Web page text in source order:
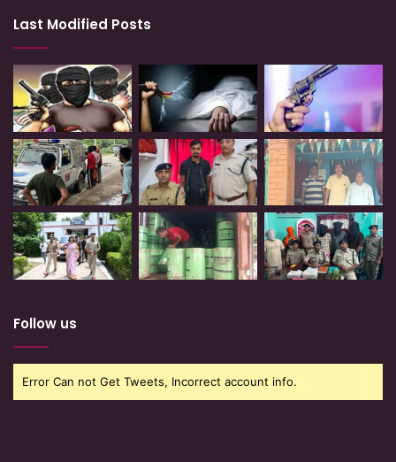
Last Modified Posts
Follow us
Error Can not Get Tweets, Incorrect account info.